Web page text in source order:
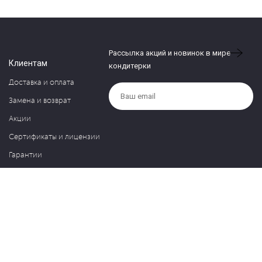
Клиентам
Доставка и оплата
Замена и возврат
Акции
Сертификаты и лицензии
Гарантии
Рассылка акций и новинок в мире
кондитерки